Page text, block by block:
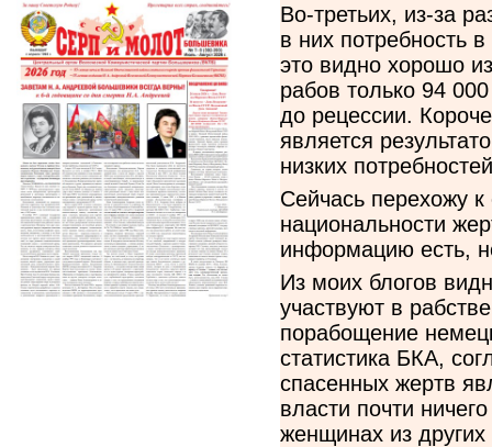
Во-третьих, из-за
в них потребность
это видно хорошо
рабов только 94
до рецессии.
является
низких
Сейчась перехожу
национальности
информацию есть,
Из моих блогов
участвуют в
порабощение
статистика БКА,
спасенных жертв
власти почти
женщинах из других